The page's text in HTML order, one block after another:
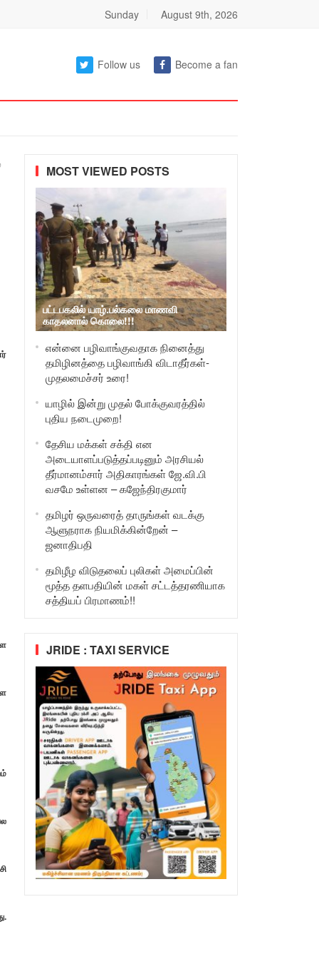
Sunday August 9th, 2026
Follow us Become a fan
MOST VIEWED POSTS
பட்டபகலில் யாழ்.பல்கலை மாணவி
காதலனால் கொலை!!!
என்னை பழிவாங்குவதாக நினைத்து
தமிழினத்தை பழிவாங்கி விடாதீர்கள்-
முதலமைச்சர் உரை!
யாழில் இன்று முதல் போக்குவரத்தில்
புதிய நடைமுறை!
தேசிய மக்கள் சக்தி என
அடையாளப்படுத்தப்படினும் அரசியல்
தீர்மானம்சார் அதிகாரங்கள் ஜே.வி.பி
வசமே உள்ளன – கஜேந்திரகுமார்
தமிழர் ஒருவரைத் தாருங்கள் வடக்கு
ஆளுநராக நியமிக்கின்றேன் –
ஜனாதிபதி
தமிழீழ விடுதலைப் புலிகள் அமைப்பின்
மூத்த தளபதியின் மகள் சட்டத்தரணியாக
சத்தியப் பிரமாணம்!!
JRIDE : TAXI SERVICE